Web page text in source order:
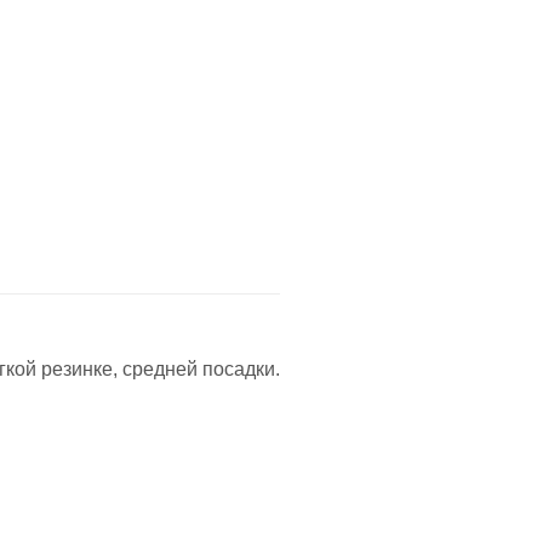
резинке, средней посадки.